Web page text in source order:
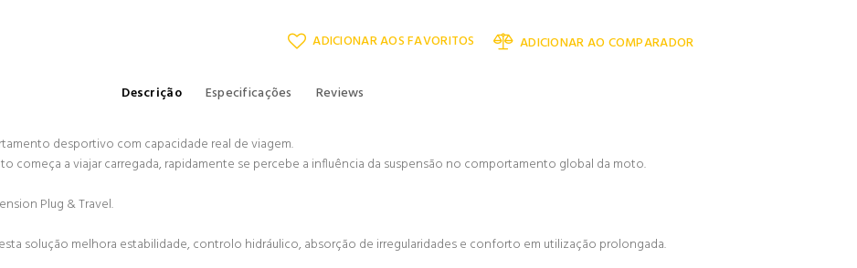
ADICIONAR AOS FAVORITOS ADICIONAR AO COMPARADOR
Descrição Especificações Reviews
desportivo com capacidade real de viagem.
começa a viajar carregada, rapidamente se percebe a influência da suspensão no comportamento global da moto.
Plug & Travel.
solução melhora estabilidade, controlo hidráulico, absorção de irregularidades e conforto em utilização prolongada.